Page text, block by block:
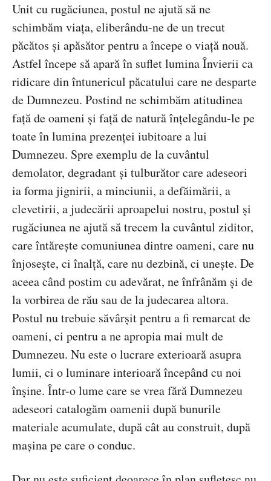
Unit cu rugăciunea, postul ne ajută să ne
schimbăm viaţa, eliberându-ne de un trecut
păcătos şi apăsător pentru a începe o viaţă nouă.
Astfel începe să apară în suflet lumina Învierii ca
ridicare din întunericul păcatului care ne desparte
de Dumnezeu. Postind ne schimbăm atitudinea
faţă de oameni şi faţă de natură înţelegându-le pe
toate în lumina prezenţei iubitoare a lui
Dumnezeu. Spre exemplu de la cuvântul
demolator, degradant şi tulburător care adeseori
ia forma jignirii, a minciunii, a defăimării, a
clevetirii, a judecării aproapelui nostru, postul şi
rugăciunea ne ajută să trecem la cuvântul ziditor,
care întăreşte comuniunea dintre oameni, care nu
înjoseşte, ci înalţă, care nu dezbină, ci uneşte. De
aceea când postim cu adevărat, ne înfrânăm şi de
la vorbirea de rău sau de la judecarea altora.
Postul nu trebuie săvârşit pentru a fi remarcat de
oameni, ci pentru a ne apropia mai mult de
Dumnezeu. Nu este o lucrare exterioară asupra
lumii, ci o luminare interioară începând cu noi
înşine. Într-o lume care se vrea fără Dumnezeu
adeseori catalogăm oamenii după bunurile
materiale acumulate, după cât au construit, după
maşina pe care o conduc.